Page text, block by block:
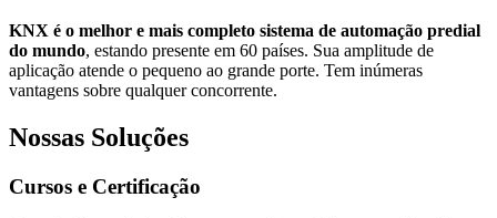
KNX é o melhor e mais completo sistema de automação predial
do mundo, estando presente em 60 países. Sua amplitude de
aplicação atende o pequeno ao grande porte. Tem inúmeras
vantagens sobre qualquer concorrente.
Nossas Soluções
Cursos e Certificação